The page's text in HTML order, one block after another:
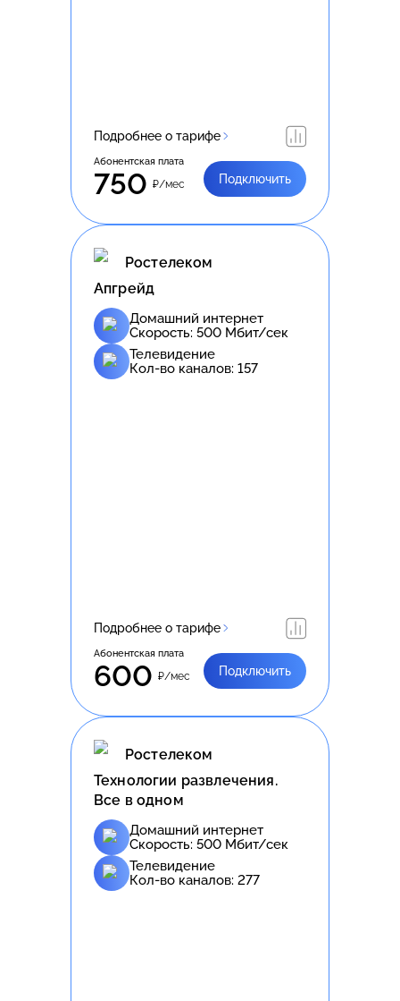
Подробнее о тарифе
Абонентская плата
750 ₽/мес Подключить
Ростелеком
Апгрейд
Домашний интернет
Скорость: 500 Мбит/сек
Телевидение
Кол-во каналов: 157
Подробнее о тарифе
Абонентская плата
600 ₽/мес Подключить
Ростелеком
Технологии развлечения.
Все в одном
Домашний интернет
Скорость: 500 Мбит/сек
Телевидение
Кол-во каналов: 277